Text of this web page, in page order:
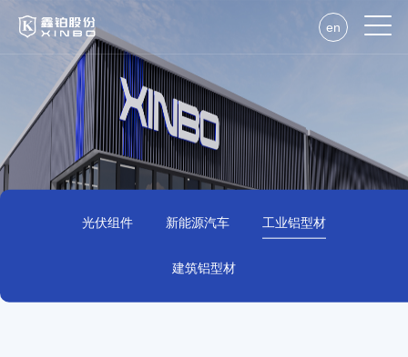
en
光伏组件 新能源汽车 工业铝型材
建筑铝型材